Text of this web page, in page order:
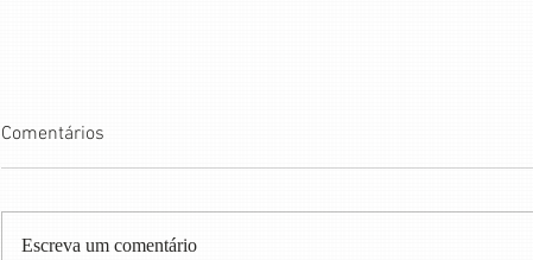
Comentários
Escreva um comentário